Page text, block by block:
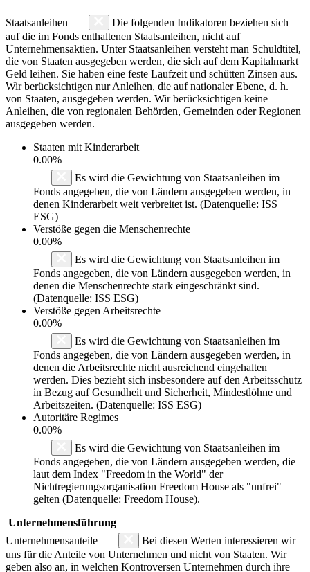
Staatsanleihen
Die folgenden Indikatoren beziehen sich
auf die im Fonds enthaltenen Staatsanleihen, nicht auf
Unternehmensaktien. Unter Staatsanleihen versteht man Schuldtitel,
die von Staaten ausgegeben werden, die sich auf dem Kapitalmarkt
Geld leihen. Sie haben eine feste Laufzeit und schütten Zinsen aus.
Wir berücksichtigen nur Anleihen, die auf nationaler Ebene, d. h.
von Staaten, ausgegeben werden. Wir berücksichtigen keine
Anleihen, die von regionalen Behörden, Gemeinden oder Regionen
ausgegeben werden.
Staaten mit Kinderarbeit
0.00%
Es wird die Gewichtung von Staatsanleihen im
Fonds angegeben, die von Ländern ausgegeben werden, in
denen Kinderarbeit weit verbreitet ist. (Datenquelle: ISS
ESG)
Verstöße gegen die Menschenrechte
0.00%
Es wird die Gewichtung von Staatsanleihen im
Fonds angegeben, die von Ländern ausgegeben werden, in
denen die Menschenrechte stark eingeschränkt sind.
(Datenquelle: ISS ESG)
Verstöße gegen Arbeitsrechte
0.00%
Es wird die Gewichtung von Staatsanleihen im
Fonds angegeben, die von Ländern ausgegeben werden, in
denen die Arbeitsrechte nicht ausreichend eingehalten
werden. Dies bezieht sich insbesondere auf den Arbeitsschutz
in Bezug auf Gesundheit und Sicherheit, Mindestlöhne und
Arbeitszeiten. (Datenquelle: ISS ESG)
Autoritäre Regimes
0.00%
Es wird die Gewichtung von Staatsanleihen im
Fonds angegeben, die von Ländern ausgegeben werden, die
laut dem Index "Freedom in the World" der
Nichtregierungsorganisation Freedom House als "unfrei"
gelten (Datenquelle: Freedom House).
Unternehmensführung
Unternehmensanteile
Bei diesen Werten interessieren wir
uns für die Anteile von Unternehmen und nicht von Staaten. Wir
geben also an, in welchen Kontroversen Unternehmen durch ihre